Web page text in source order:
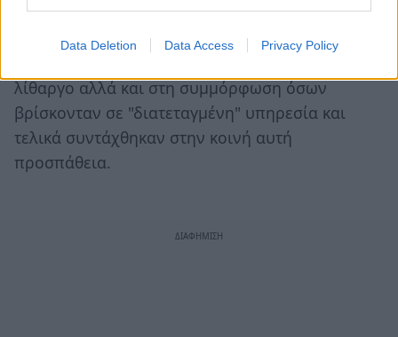
Data Deletion Data Access Privacy Policy
στην αδούλωτη, εις τους προηγούμενους
αιώνας, Μάνη. Συμμετείχαμε στην προσπάθεια
λίθαργο αλλά και στη συμμόρφωση όσων
βρίσκονταν σε "διατεταγμένη" υπηρεσία και
τελικά συντάχθηκαν στην κοινή αυτή
προσπάθεια.